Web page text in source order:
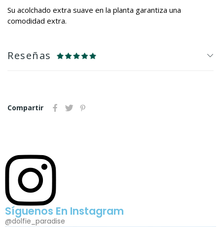
Su acolchado extra suave en la planta garantiza una
comodidad extra.
Reseñas
Compartir
Síguenos En Instagram
@dolfie_paradise